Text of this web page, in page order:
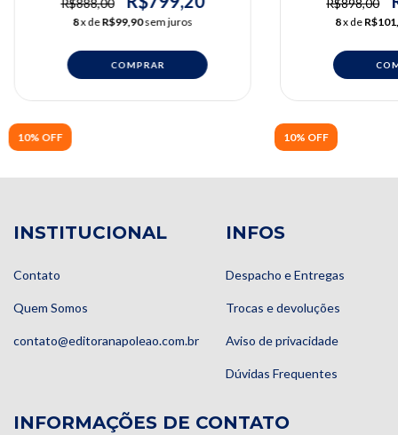
10% OFF
R$888,00
8x deR$99,90sem juros
10% OFF
R$898,00
8x de
INSTITUCIONAL
Contato
Quem Somos
contato@editoranapoleao.com.br
INFOS
Despacho e Entregas
Trocas e devoluções
Aviso de privacidade
Dúvidas Frequentes
INFORMAÇÕES DE CONTATO